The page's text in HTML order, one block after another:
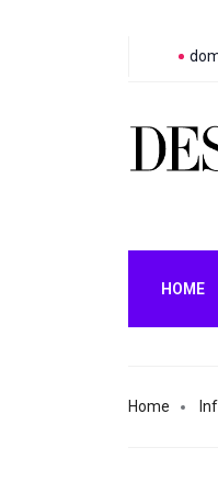
HOME
Home